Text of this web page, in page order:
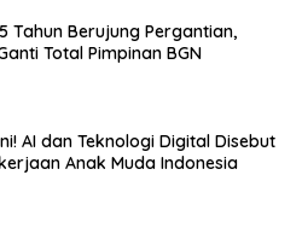
Tahun Berujung Pergantian,
Total Pimpinan BGN
AI dan Teknologi Digital Disebut
Anak Muda Indonesia